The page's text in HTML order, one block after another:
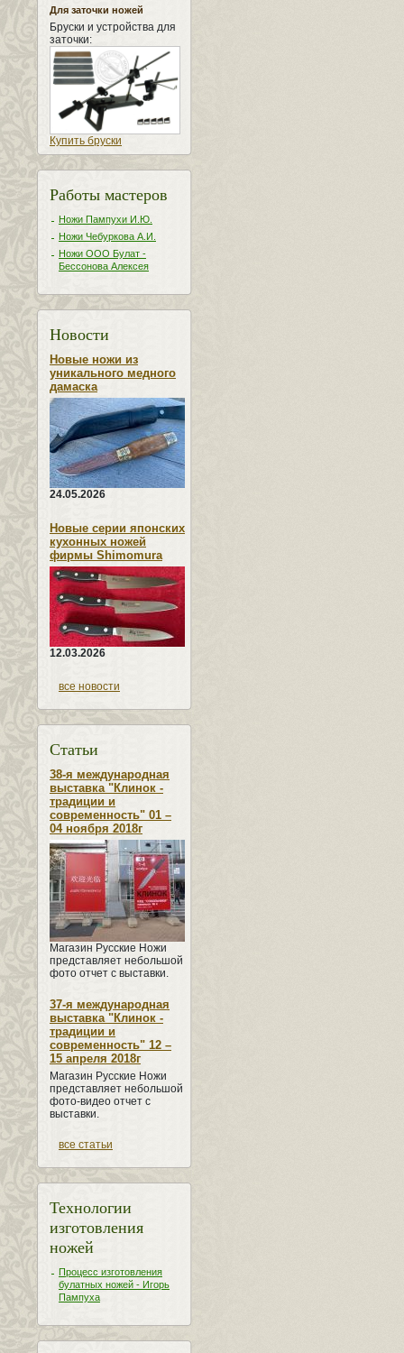
Для заточки ножей
Бруски и устройства для
заточки:
Купить бруски
Работы мастеров
Ножи Пампухи И.Ю.
Ножи Чебуркова А.И.
Ножи ООО Булат -
Бессонова Алексея
Новости
Новые ножи из
уникального медного
дамаска
24.05.2026
Новые серии японских
кухонных ножей
фирмы Shimomura
12.03.2026
все новости
Статьи
38-я международная
выставка "Клинок -
традиции и
современность" 01 –
04 ноября 2018г
Магазин Русские Ножи
представляет небольшой
фото отчет с выставки.
37-я международная
выставка "Клинок -
традиции и
современность" 12 –
15 апреля 2018г
Магазин Русские Ножи
представляет небольшой
фото-видео отчет с
выставки.
все статьи
Технологии
изготовления
ножей
Процесс изготовления
булатных ножей - Игорь
Пампуха